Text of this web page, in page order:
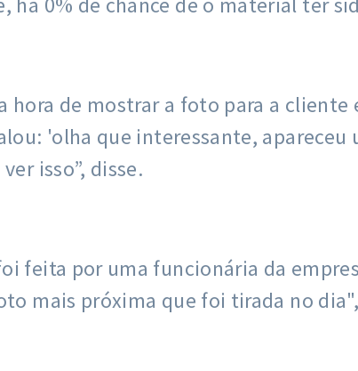
hora de mostrar a foto para a
'olha que interessante,
isso”, disse.
feita por uma funcionária da
mais próxima que foi tirada no